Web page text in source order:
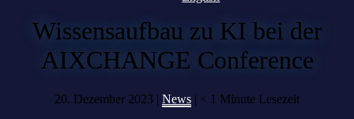
Wissensaufbau zu KI bei der
AIXCHANGE Conference
20. Dezember 2023 | News | < 1 Minute Lesezeit